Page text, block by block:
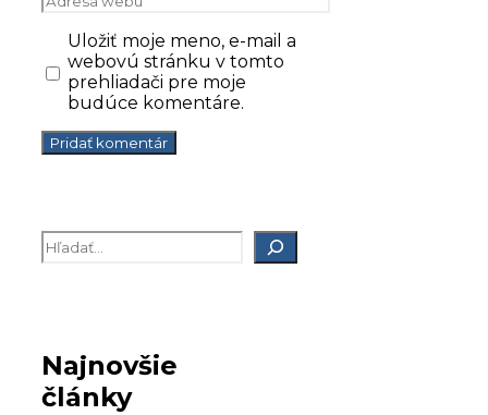
webu
Uložiť moje meno, e-mail a
webovú stránku v tomto
prehliadači pre moje
budúce komentáre.
Hľadať
Najnovšie
články